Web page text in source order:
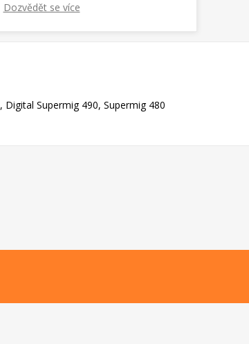
Digital Supermig 490, Supermig 480
Dozvědět se více